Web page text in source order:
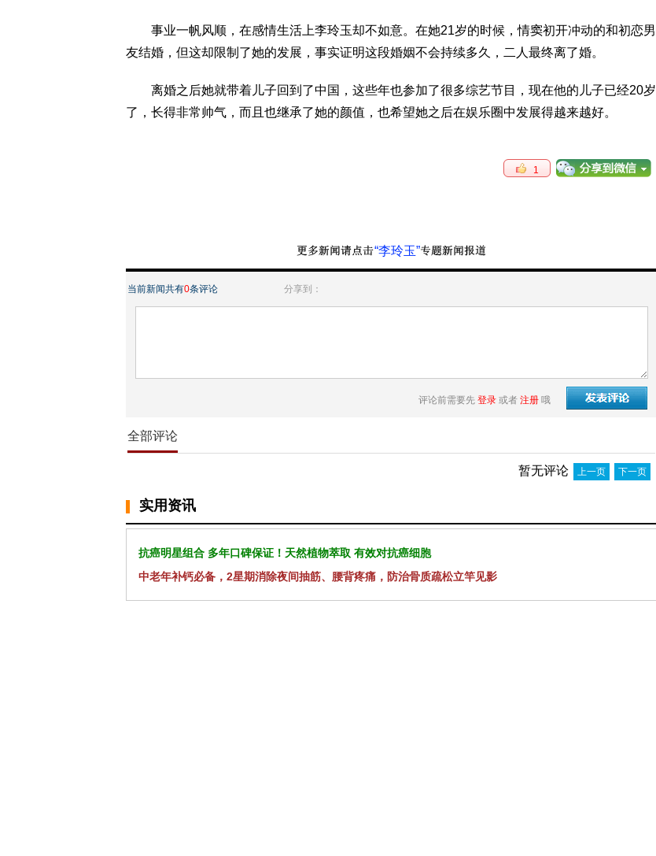
事业一帆风顺，在感情生活上李玲玉却不如意。在她21岁的时候，情窦初开冲动的和初恋男
友结婚，但这却限制了她的发展，事实证明这段婚姻不会持续多久，二人最终离了婚。
离婚之后她就带着儿子回到了中国，这些年也参加了很多综艺节目，现在他的儿子已经20岁
了，长得非常帅气，而且也继承了她的颜值，也希望她之后在娱乐圈中发展得越来越好。
1
“李玲玉”
当前新闻共有0条评论 分享到：
评论前需要先 登录 或者 注册 哦
全部评论
暂无评论 上一页 下一页
实用资讯
抗癌明星组合 多年口碑保证！天然植物萃取 有效对抗癌细胞
中老年补钙必备，2星期消除夜间抽筋、腰背疼痛，防治骨质疏松立竿见影